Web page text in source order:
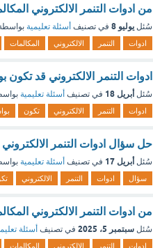
من ادوات التنمر الالكتروني
سُئل يوليو 8 في تصنيف أسئلة تعليمية
ادوات التنمر الالكتروني المكالمات
ادوات التنمر الالكتروني قد تكون
سُئل أبريل 18 في تصنيف أسئلة تعليمية
ادوات التنمر الالكتروني تكون
حل سؤال ادوات التنمر
سُئل أبريل 17 في تصنيف أسئلة تعليمية
سؤال ادوات التنمر الالكتروني
من ادوات التنمر الالكتروني
سُئل سبتمبر 5، 2025 في تصنيف أسئلة
ادوات التنمر الالكتروني المكالمات